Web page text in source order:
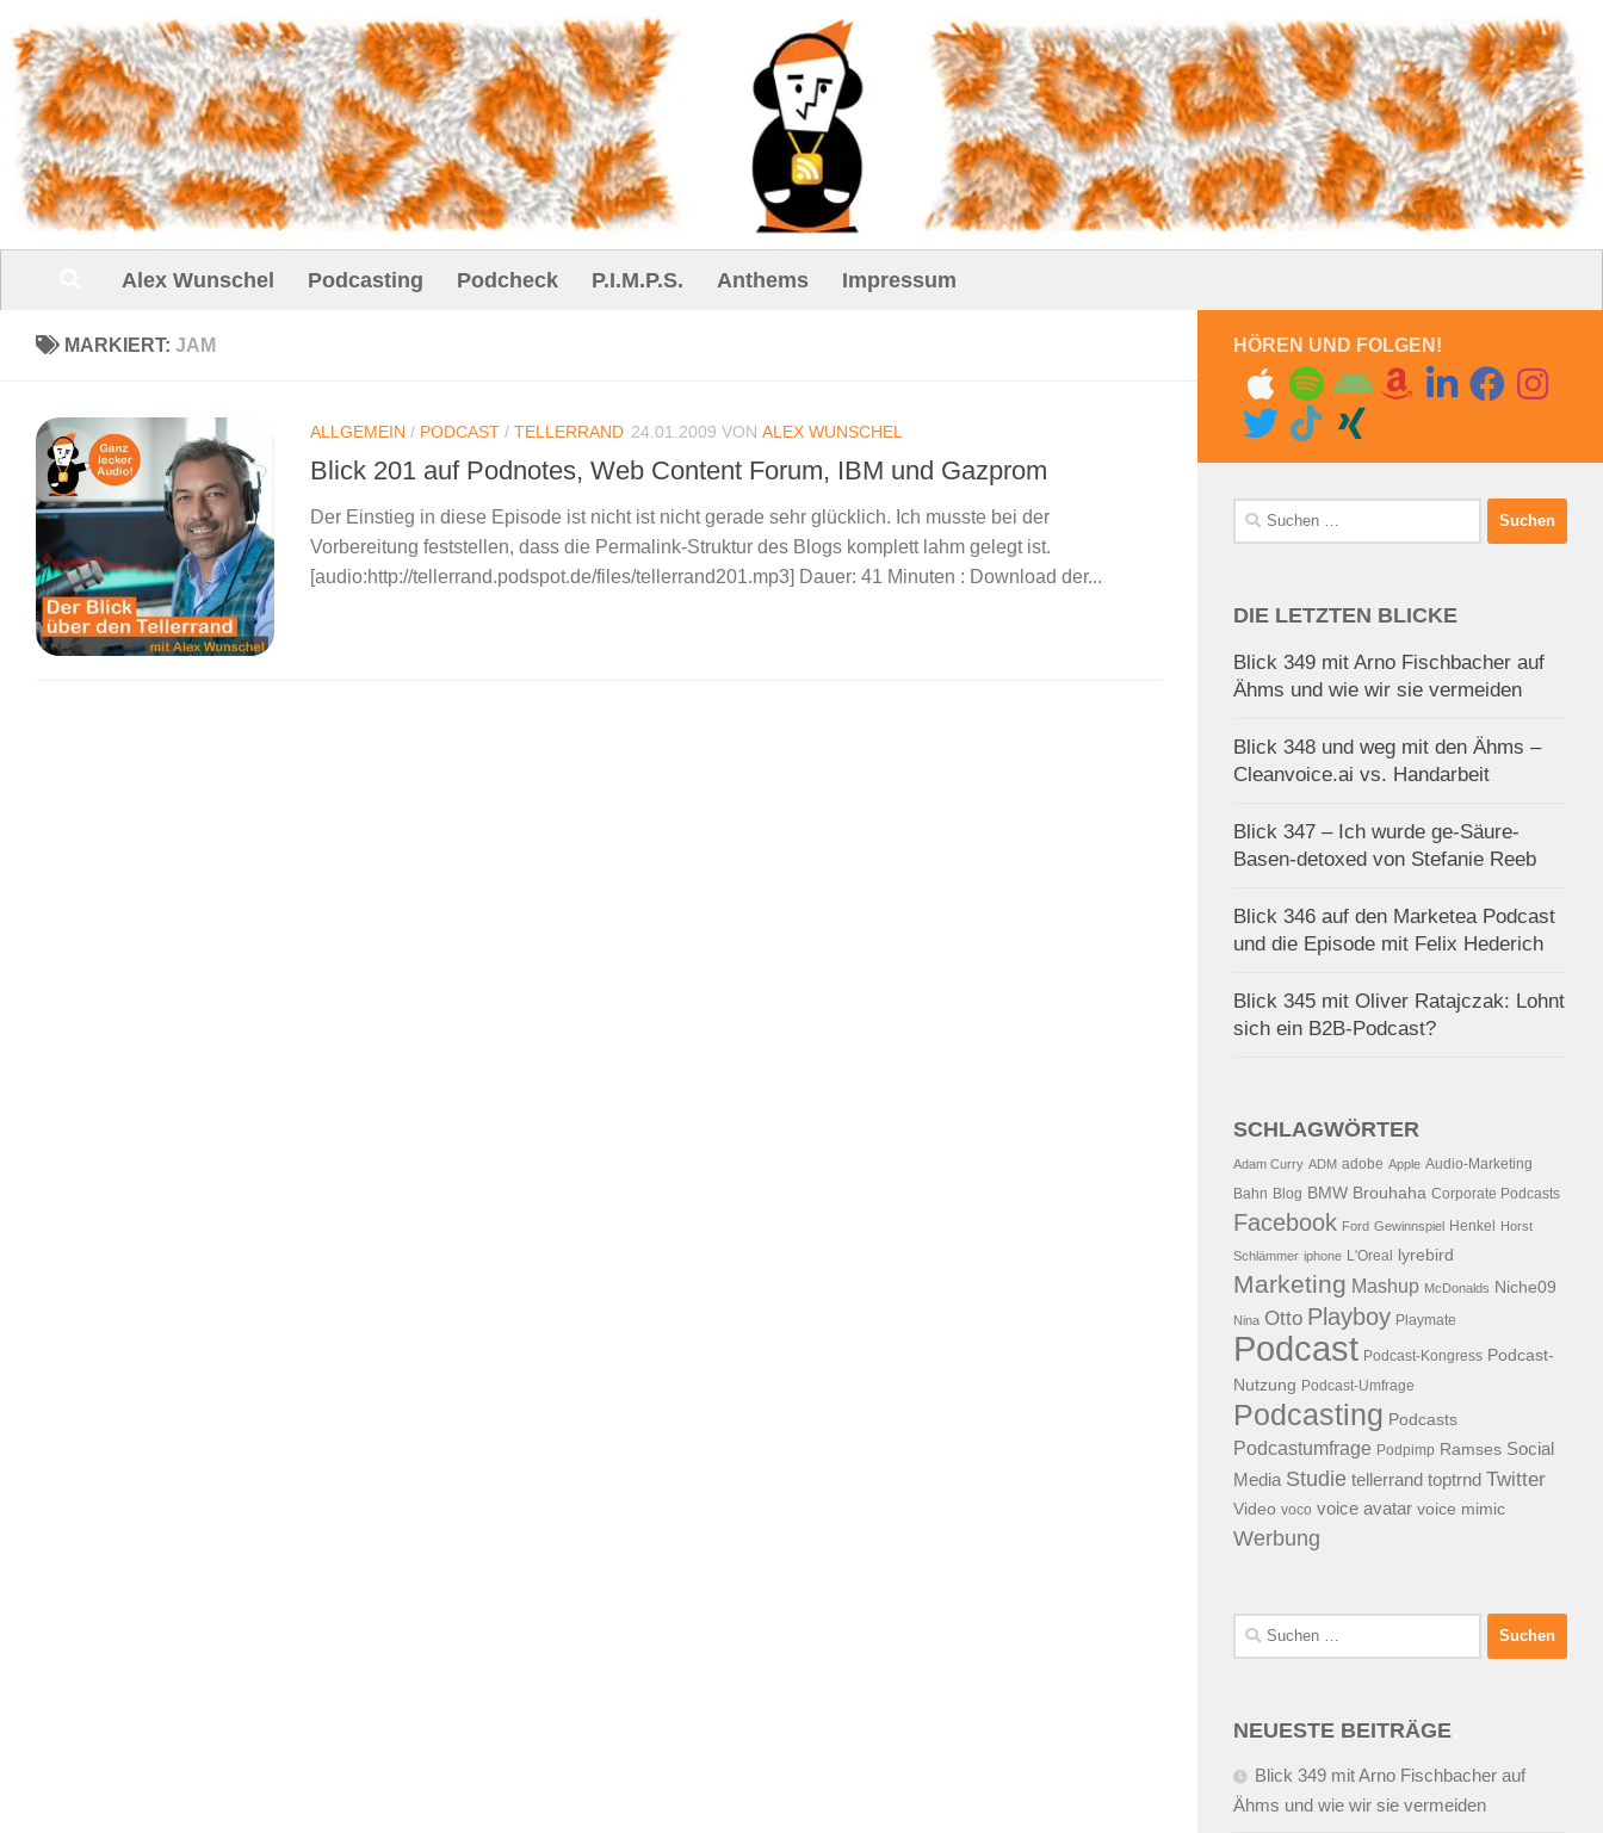
Unter dem Inhalt
Alex Wunschel Podcasting Podcheck P.I.M.P.S. Anthems Impressum
MARKIERT: JAM
ALLGEMEIN / PODCAST / TELLERRAND 24.01.2009 VON ALEX WUNSCHEL
Blick 201 auf Podnotes, Web Content Forum, IBM und Gazprom
Der Einstieg in diese Episode ist nicht ist nicht gerade sehr glücklich. Ich musste bei der
Vorbereitung feststellen, dass die Permalink-Struktur des Blogs komplett lahm gelegt ist.
[audio:http://tellerrand.podspot.de/files/tellerrand201.mp3] Dauer: 41 Minuten : Download der...
HÖREN UND FOLGEN!
Suchen
nach:
DIE LETZTEN BLICKE
Blick 349 mit Arno Fischbacher auf
Ähms und wie wir sie vermeiden
Blick 348 und weg mit den Ähms –
Cleanvoice.ai vs. Handarbeit
Blick 347 – Ich wurde ge-Säure-
Basen-detoxed von Stefanie Reeb
Blick 346 auf den Marketea Podcast
und die Episode mit Felix Hederich
Blick 345 mit Oliver Ratajczak: Lohnt
sich ein B2B-Podcast?
SCHLAGWÖRTER
Adam Curry ADM adobe Apple Audio-Marketing
Bahn Blog BMW Brouhaha Corporate Podcasts
Facebook Ford Gewinnspiel Henkel Horst
Schlämmer iphone L'Oreal lyrebird
Marketing Mashup McDonalds Niche09
Nina Otto Playboy Playmate
Podcast Podcast-Kongress Podcast-
Nutzung Podcast-Umfrage
Podcasting Podcasts
Podcastumfrage Podpimp Ramses Social
Media Studie tellerrand toptrnd Twitter
Video voco voice avatar voice mimic
Werbung
Suchen
nach:
NEUESTE BEITRÄGE
Blick 349 mit Arno Fischbacher auf
Ähms und wie wir sie vermeiden